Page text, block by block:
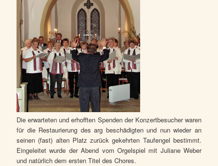
Die erwarteten und erhofften Spenden der Konzertbesucher waren
für die Restaurierung des arg beschädigten und nun wieder an
seinen (fast) alten Platz zurück gekehrten Taufengel bestimmt.
Eingeleitet wurde der Abend vom Orgelspiel mit Juliane Weber
und natürlich dem ersten Titel des Chores.